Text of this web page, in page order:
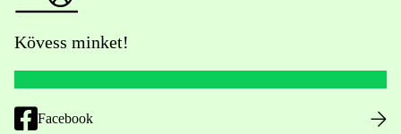
Kövess minket!
Facebook